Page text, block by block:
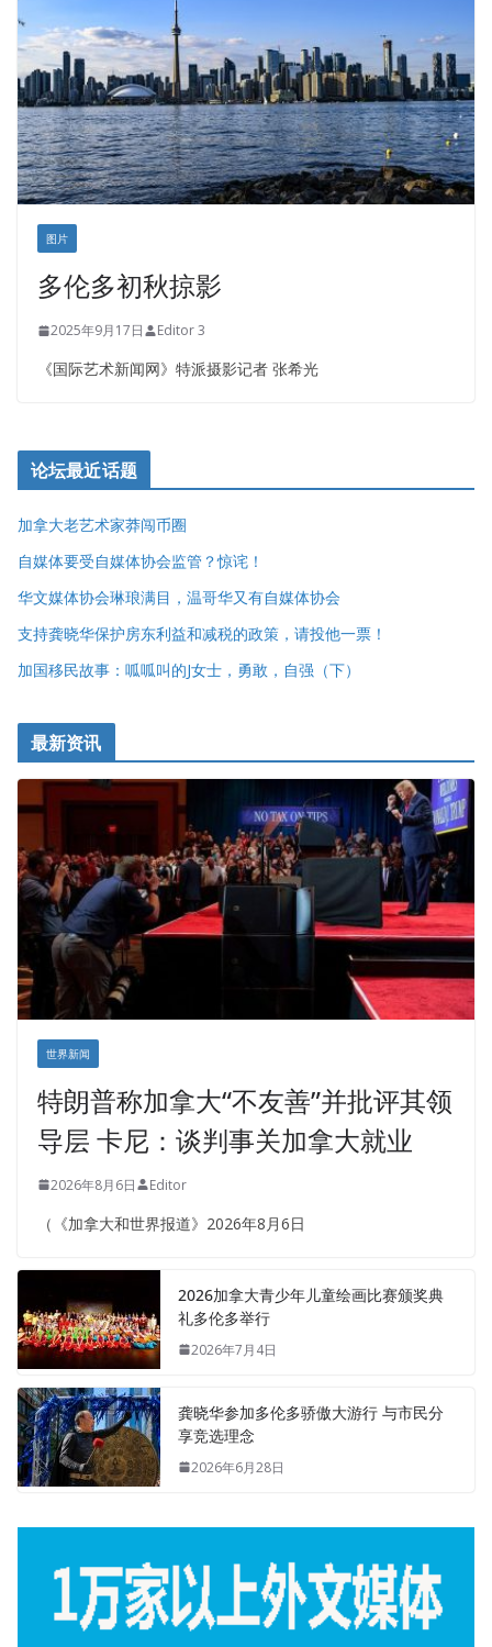
正点印艺设计
图片
多伦多初秋掠影
2025年9月17日 Editor 3
《国际艺术新闻网》特派摄影记者 张希光
论坛最近话题
加拿大老艺术家莽闯币圈
自媒体要受自媒体协会监管？惊诧！
华文媒体协会琳琅满目，温哥华又有自媒体协会
支持龚晓华保护房东利益和减税的政策，请投他一票！
加国移民故事：呱呱叫的J女士，勇敢，自强（下）
最新资讯
世界新闻
特朗普称加拿大“不友善”并批评其领
导层 卡尼：谈判事关加拿大就业
2026年8月6日 Editor
（《加拿大和世界报道》2026年8月6日
2026加拿大青少年儿童绘画比赛颁奖典
礼多伦多举行
2026年7月4日
龚晓华参加多伦多骄傲大游行 与市民分
享竞选理念
2026年6月28日